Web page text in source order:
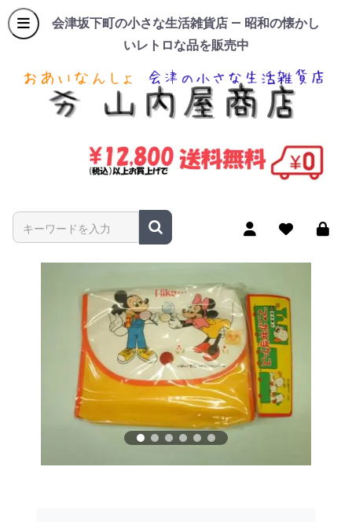
会津坂下町の小さな生活雑貨店 — 昭和の懐かし
いレトロな品を販売中
商品名やキーワードを入力